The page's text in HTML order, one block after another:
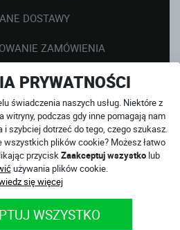
PRYWATNOŚCI
świadczenia naszych usług. Niektóre z
witryny, podczas gdy inne pomagają nam
szybciej dotrzeć do tego, czego szukasz.
wszystkich plików cookie? Możesz łatwo
przyciskZaakceptuj wszystkolub
używania plików cookie.
się więcej
WSZYSTKO
DOSTAWY
ZAMÓWIENIA
KOSZYKA